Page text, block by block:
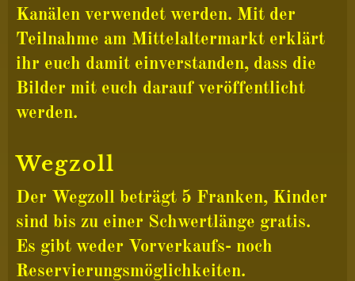
Kanälen verwendet werden. Mit der
Teilnahme am Mittelaltermarkt erklärt
ihr euch damit einverstanden, dass die
Bilder mit euch darauf veröffentlicht
werden.
Wegzoll
Der Wegzoll beträgt 5 Franken, Kinder
sind bis zu einer Schwertlänge gratis.
Es gibt weder Vorverkaufs- noch
Reservierungsmöglichkeiten.